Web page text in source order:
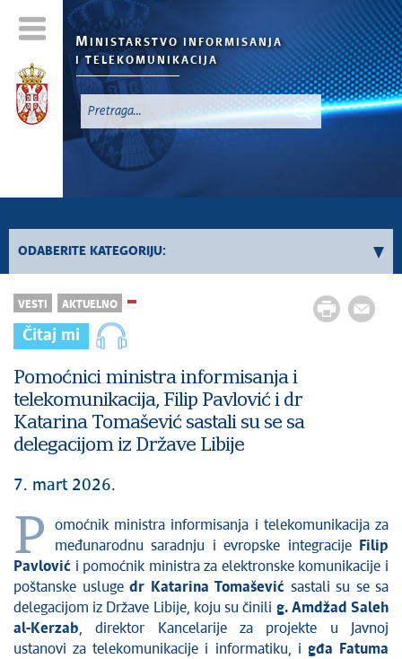
M INISTARSTVO INFORMISANJA
I TELEKOMUNIKACIJA
ODABERITE KATEGORIJU:
Konkursi iz oblasti informisanja
Konkursi iz oblasti telekomunikacija
Konkursi iz oblasti informacionog društva
VESTI AKTUELNO
Čitaj mi
Pomoćnici ministra informisanja i
telekomunikacija, Filip Pavlović i dr
Katarina Tomašević sastali su se sa
delegacijom iz Države Libije
7. mart 2026.
P
omoćnik ministra informisanja i telekomunikacija za
međunarodnu saradnju i evropske integracije
Filip
Pavlović i pomoćnik ministra za elektronske komunikacije i
poštanske uslugedr Katarina Tomašević sastali su se sa
delegacijom iz Države Libije, koju su činili g. Amdžad Saleh
al-Kerzab , direktor Kancelarije za projekte u Javnoj
ustanovi za telekomunikacije i informatiku, i gđa Fatuma